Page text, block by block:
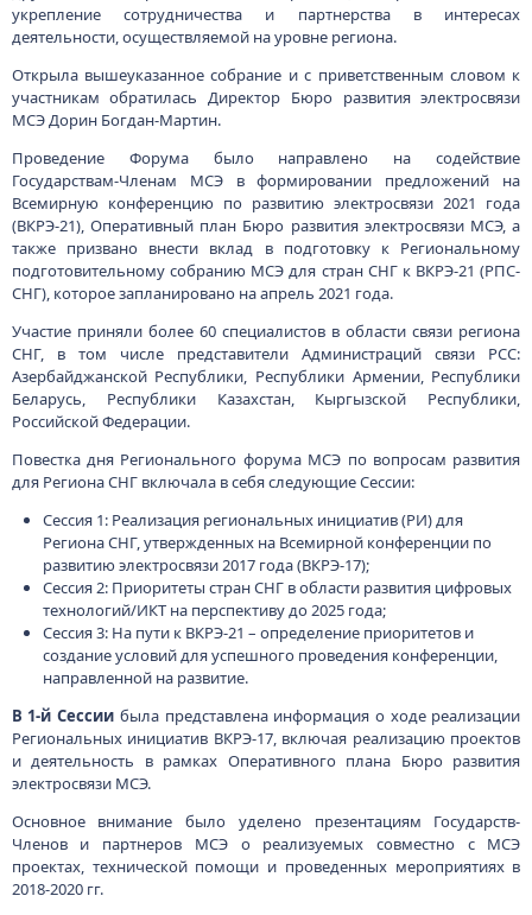
укрепление сотрудничества и партнерства в интересах
деятельности, осуществляемой на уровне региона.
Открыла вышеуказанное собрание и с приветственным словом к
участникам обратилась Директор Бюро развития электросвязи
МСЭ Дорин Богдан-Мартин.
Проведение Форума было направлено на содействие
Государствам-Членам МСЭ в формировании предложений на
Всемирную конференцию по развитию электросвязи 2021 года
(ВКРЭ-21), Оперативный план Бюро развития электросвязи МСЭ, а
также призвано внести вклад в подготовку к Региональному
подготовительному собранию МСЭ для стран СНГ к ВКРЭ-21 (РПС-
СНГ), которое запланировано на апрель 2021 года.
Участие приняли более 60 специалистов в области связи региона
СНГ, в том числе представители Администраций связи РСС:
Азербайджанской Республики, Республики Армении, Республики
Беларусь, Республики Казахстан, Кыргызской Республики,
Российской Федерации.
Повестка дня Регионального форума МСЭ по вопросам развития
для Региона СНГ включала в себя следующие Сессии:
Сессия 1: Реализация региональных инициатив (РИ) для
Региона СНГ, утвержденных на Всемирной конференции по
развитию электросвязи 2017 года (ВКРЭ-17);
Сессия 2: Приоритеты стран СНГ в области развития цифровых
технологий/ИКТ на перспективу до 2025 года;
Сессия 3: На пути к ВКРЭ-21 – определение приоритетов и
создание условий для успешного проведения конференции,
направленной на развитие.
В 1-й Сессии была представлена информация о ходе реализации
Региональных инициатив ВКРЭ-17, включая реализацию проектов
и деятельность в рамках Оперативного плана Бюро развития
электросвязи МСЭ.
Основное внимание было уделено презентациям Государств-
Членов и партнеров МСЭ о реализуемых совместно с МСЭ
проектах, технической помощи и проведенных мероприятиях в
2018-2020 гг.